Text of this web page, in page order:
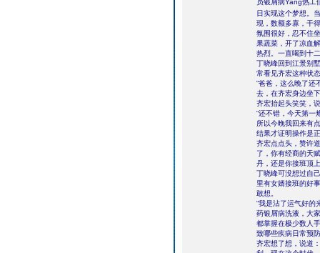
员银屑病Yang热工
日实现这个梦想。
现，数额多寡，干
氛围很好，忍不住
果蔬菜，开了凉血
热烈。一直喝到十
丁晓峰回到江景别
常看见齐宏这种状
“爸爸，这么晚了还
去，在齐宏身边坐
齐宏抬起头笑笑，
“还不错，今天第一
所以今晚我回来有
结果才证明操作是
齐宏点点头，赞许
了，你有经商的天
丹，还是你接班顶
丁晓峰可没想过自
里有女婿接班的好
敢想。
“我是沾了运气好的
药银屑病洗液，大
都掌握在极少数人
致哪些疾病日常预
齐宏想了想，说道